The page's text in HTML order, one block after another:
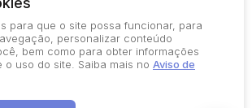
- Todos os direitos reservados
Política de Privacidade
Termos de Uso
para que o site possa funcionar, para
personalizar conteúdo
bem como para obter informações
o uso do site. Saiba mais no Aviso de